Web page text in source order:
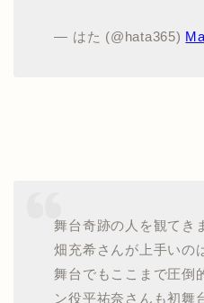
— はた (@hata365)
舞台奇跡の人を観てき
畑充希さんが上手いの
舞台でもここまで圧倒
ン役平祐奈さんも初舞